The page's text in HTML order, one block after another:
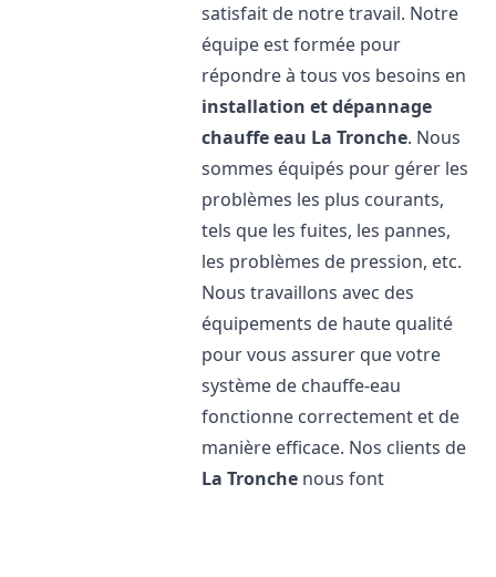
satisfait de notre travail. Notre
équipe est formée pour
répondre à tous vos besoins en
installation et dépannage
chauffe eau La Tronche. Nous
sommes équipés pour gérer les
problèmes les plus courants,
tels que les fuites, les pannes,
les problèmes de pression, etc.
Nous travaillons avec des
équipements de haute qualité
pour vous assurer que votre
système de chauffe-eau
fonctionne correctement et de
manière efficace. Nos clients de
La Tronche nous font